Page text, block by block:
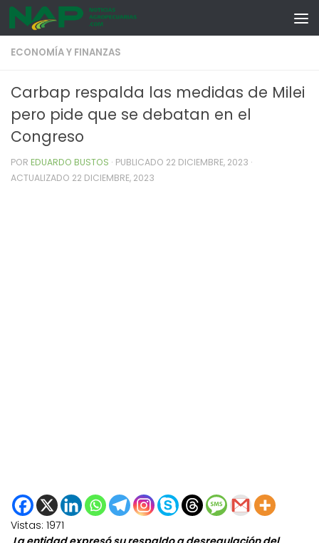
Skip to content
ECONOMÍA Y FINANZAS
Carbap respalda las medidas de Milei
pero pide que se debatan en el
Congreso
POR EDUARDO BUSTOS · PUBLICADO 22 DICIEMBRE, 2023 ·
ACTUALIZADO 22 DICIEMBRE, 2023
Vistas: 1971